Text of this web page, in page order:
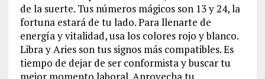
de la suerte. Tus números mágicos son 13 y 24, la
fortuna estará de tu lado. Para llenarte de
energía y vitalidad, usa los colores rojo y blanco.
Libra y Aries son tus signos más compatibles. Es
tiempo de dejar de ser conformista y buscar tu